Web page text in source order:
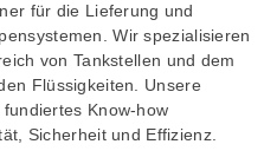
für die Lieferung und
Wir spezialisieren
von Tankstellen und dem
Flüssigkeiten. Unsere
Know-how
Sicherheit und Effizienz.